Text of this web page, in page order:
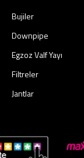
Bujiler
Downpipe
Egzoz Valf Yayı
Filtreler
Jantlar